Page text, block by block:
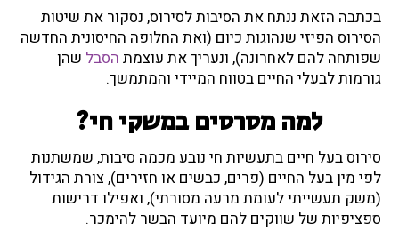
בכתבה הזאת ננתח את הסיבות לסירוס, נסקור את שיטות
הסירוס הפיזי שנהוגות כיום (ואת החלופה החיסונית החדשה
שפותחה להם לאחרונה), ונעריך את עוצמת הסבל שהן
גורמות לבעלי החיים בטווח המיידי והמתמשך.
למה מסרסים במשקי חי?
סירוס בעל חיים בתעשיות חי נובע מכמה סיבות, שמשתנות
לפי מין בעל החיים (פרים, כבשים או חזירים), צורת הגידול
(משק תעשייתי לעומת מרעה מסורתי), ואפילו דרישות
ספציפיות של שווקים להם מיועד הבשר להימכר.